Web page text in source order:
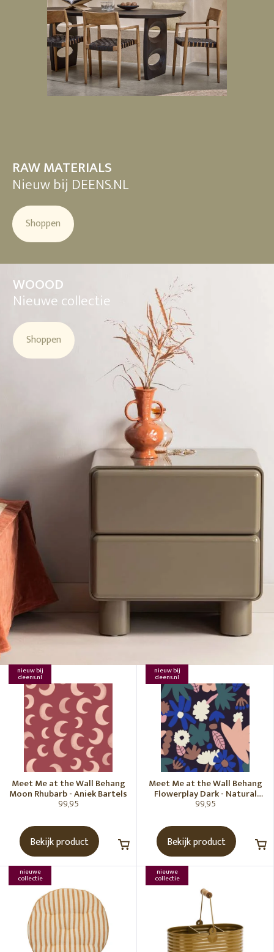
RAW MATERIALS
Nieuw bij DEENS.NL
Shoppen
WOOOD
Nieuwe collectie
Shoppen
nieuw bij
deens.nl
Meet Me at the Wall Behang
Moon Rhubarb - Aniek Bartels
99,95
Bekijk product
nieuw bij
deens.nl
Meet Me at the Wall Behang
Flowerplay Dark - Natural
Noord
99,95
Bekijk product
nieuwe
collectie
nieuwe
collectie